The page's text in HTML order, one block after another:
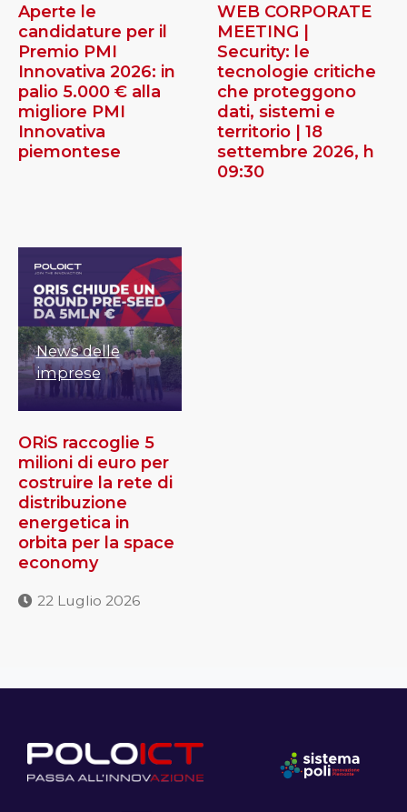
Aperte le
candidature per il
Premio PMI
Innovativa 2026: in
palio 5.000 € alla
migliore PMI
Innovativa
piemontese
WEB CORPORATE
MEETING |
Security: le
tecnologie critiche
che proteggono
dati, sistemi e
territorio | 18
settembre 2026, h
09:30
News delle
imprese
ORiS raccoglie 5
milioni di euro per
costruire la rete di
distribuzione
energetica in
orbita per la space
economy
22 Luglio 2026